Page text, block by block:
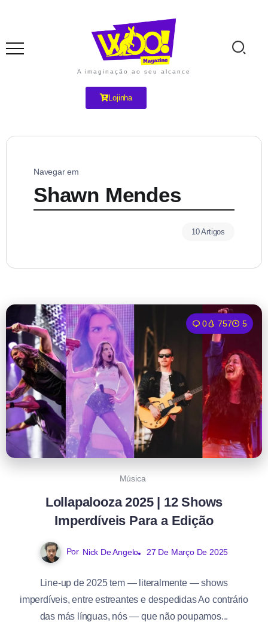
A imaginação ao seu alcance
Lojinha
Navegar em
Shawn Mendes
10 Artigos
0 757 5
Música
Lollapalooza 2025 | 12 Shows
Imperdíveis Para a Edição
Por Nick De Angelo 27 De Março De 2025
Line-up de 2025 tem — literalmente — shows
imperdíveis, entre estreantes e despedidas Ao contrário
das más línguas, nós — que não poupamos...